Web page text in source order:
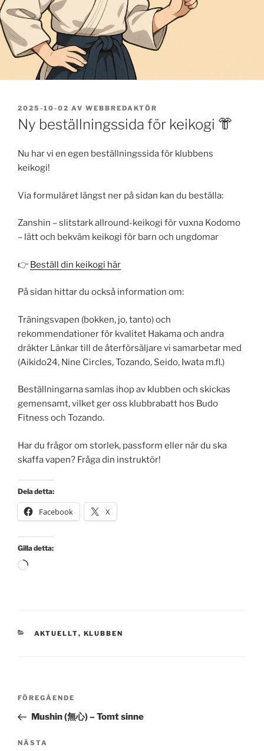
PUBLICERAT
2025-10-02 AV WEBBREDAKTÖR
Ny beställningssida för keikogi 👘
Nu har vi en egen beställningssida för klubbens
keikogi!
Via formuläret längst ner på sidan kan du beställa:
Zanshin – slitstark allround-keikogi för vuxna Kodomo
– lätt och bekväm keikogi för barn och ungdomar
👉 Beställ din keikogi här
På sidan hittar du också information om:
Träningsvapen (bokken, jo, tanto) och
rekommendationer för kvalitet Hakama och andra
dräkter Länkar till de återförsäljare vi samarbetar med
(Aikido24, Nine Circles, Tozando, Seido, Iwata m.fl.)
Beställningarna samlas ihop av klubben och skickas
gemensamt, vilket ger oss klubbrabatt hos Budo
Fitness och Tozando.
Har du frågor om storlek, passform eller när du ska
skaffa vapen? Fråga din instruktör!
Dela detta:
Facebook X
Gilla detta:
Laddar
KATEGORIER
AKTUELLT, KLUBBEN
Inläggsnavigering
Föregående
inlägg
FÖREGÅENDE
Mushin (無心) – Tomt sinne
Nästa
NÄSTA